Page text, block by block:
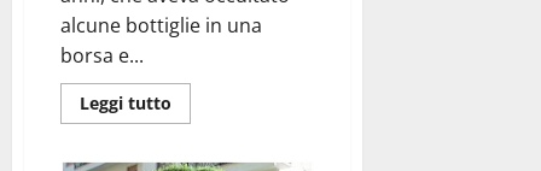
alcune bottiglie in una
borsa e...
Leggi tutto